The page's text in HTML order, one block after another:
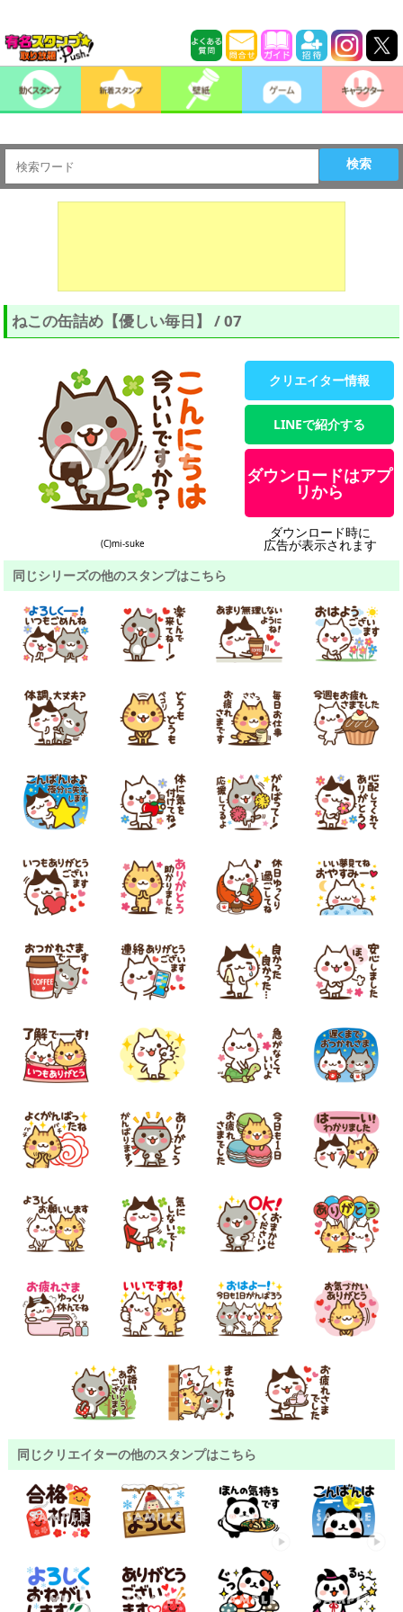
検索
ねこの缶詰め【優しい毎日】 / 07
(C)mi-suke
クリエイター情報
LINEで紹介する
ダウンロードはアプ
リから
ダウンロード時に
広告が表示されます
同じシリーズの他のスタンプはこちら
同じクリエイターの他のスタンプはこちら